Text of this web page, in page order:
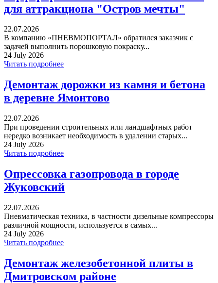
для аттракциона "Остров мечты"
22.07.2026
В компанию «ПНЕВМОПОРТАЛ» обратился заказчик с
задачей выполнить порошковую покраску...
24 July 2026
Читать подробнее
Демонтаж дорожки из камня и бетона
в деревне Ямонтово
22.07.2026
При проведении строительных или ландшафтных работ
нередко возникает необходимость в удалении старых...
24 July 2026
Читать подробнее
Опрессовка газопровода в городе
Жуковский
22.07.2026
Пневматическая техника, в частности дизельные компрессоры
различной мощности, используется в самых...
24 July 2026
Читать подробнее
Демонтаж железобетонной плиты в
Дмитровском районе